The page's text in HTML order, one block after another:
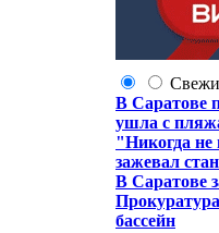
В Саратове
ушла с
"Никогда не
зажевал
В Саратове
бассейн